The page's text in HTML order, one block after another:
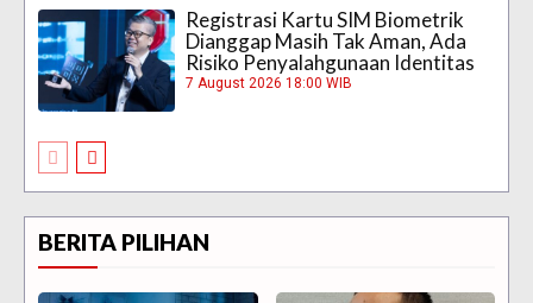
Registrasi Kartu SIM Biometrik
Dianggap Masih Tak Aman, Ada
Risiko Penyalahgunaan Identitas
7 August 2026 18:00 WIB
BERITA PILIHAN